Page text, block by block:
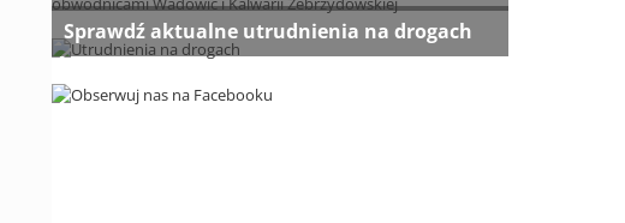
Sprawdź aktualne utrudnienia na drogach